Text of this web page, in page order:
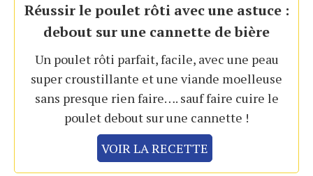
Réussir le poulet rôti avec une astuce :
debout sur une cannette de bière
Un poulet rôti parfait, facile, avec une peau
super croustillante et une viande moelleuse
sans presque rien faire…. sauf faire cuire le
poulet debout sur une cannette !
VOIR LA RECETTE